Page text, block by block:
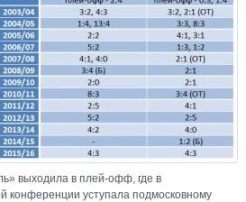
выходила в плей-офф, где в
конференции уступала подмосковному